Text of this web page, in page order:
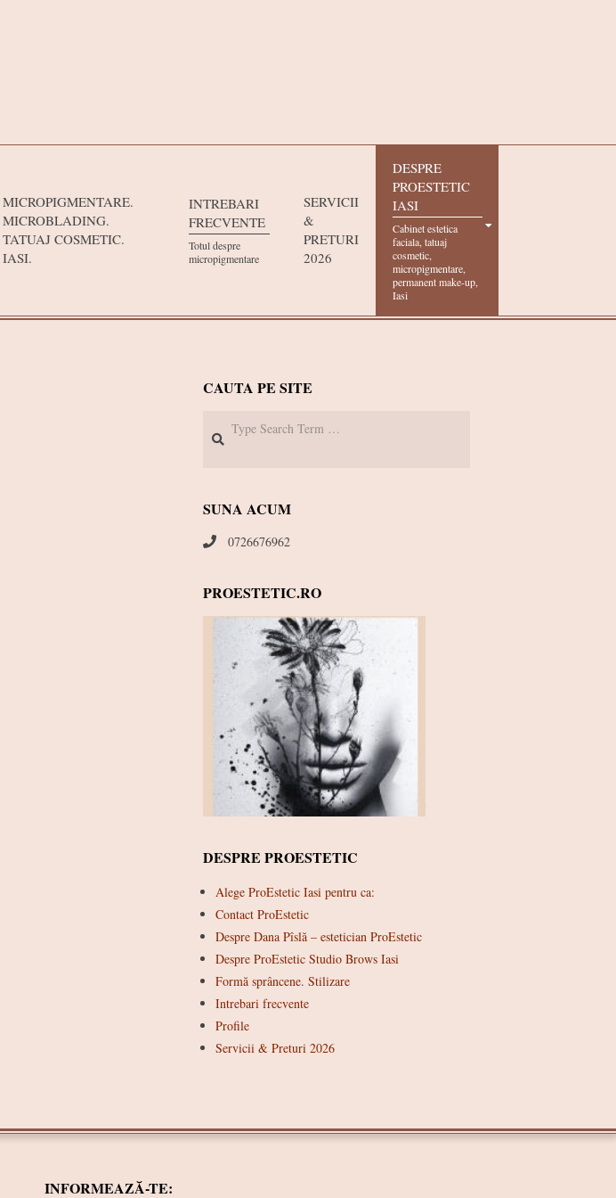
MICROPIGMENTARE.
MICROBLADING.
TATUAJ COSMETIC.
IASI.
INTREBARI
FRECVENTE
Totul despre
micropigmentare
SERVICII
&
PRETURI
2026
DESPRE
PROESTETIC
IASI
Cabinet estetica
faciala, tatuaj
cosmetic,
micropigmentare,
permanent make-up,
Iasi
CAUTA PE SITE
SUNA ACUM
0726676962
PROESTETIC.RO
DESPRE PROESTETIC
Alege ProEstetic Iasi pentru ca:
Contact ProEstetic
Despre Dana Pîslă – estetician ProEstetic
Despre ProEstetic Studio Brows Iasi
Formă sprâncene. Stilizare
Intrebari frecvente
Profile
Servicii & Preturi 2026
INFORMEAZĂ-TE: